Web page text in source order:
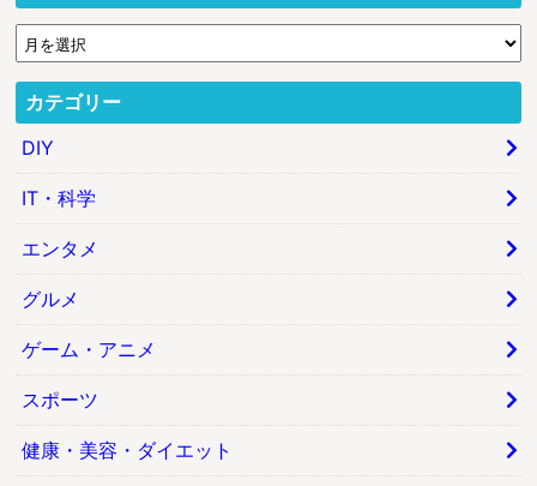
カテゴリー
DIY
IT・科学
エンタメ
グルメ
ゲーム・アニメ
スポーツ
健康・美容・ダイエット